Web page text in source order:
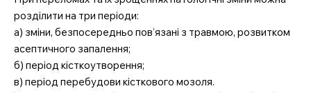
розділити на три періоди:
а) зміни, безпосередньо пов’язані з травмою, розвитком
асептичного запалення;
б) період кісткоутворення;
в) період перебудови кісткового мозоля.